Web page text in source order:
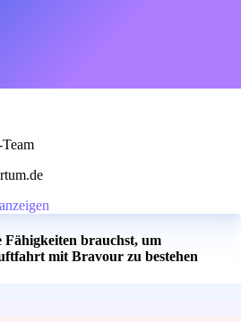
Fähigkeiten brauchst, um
mit Bravour zu bestehen